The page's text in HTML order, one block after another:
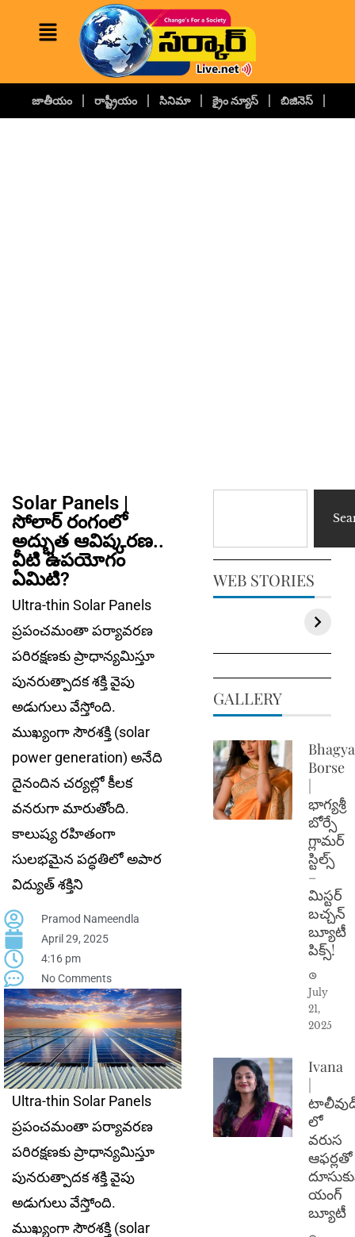
జాతీయం రాష్ట్రీయం సినిమా క్రైం న్యూస్ బిజినెస్
Solar Panels |
సోలార్ రంగంలో
అద్భుత ఆవిష్క‌ర‌ణ..
వీటి ఉపయోగం
ఏమిటి?
Ultra-thin Solar Panels
ప్రపంచమంతా పర్యావరణ
పరిరక్షణకు ప్రాధాన్యమిస్తూ
పునరుత్పాదక శక్తి వైపు
అడుగులు వేస్తోంది.
ముఖ్యంగా సౌరశక్తి (solar
power generation) అనేది
దైనందిన చ‌ర్య‌ల్లో కీల‌క
వ‌న‌రుగా మారుతోంది.
కాలుష్య ర‌హితంగా
సుల‌భ‌మైన ప‌ద్ధ‌తిలో అపార
విద్యుత్ శ‌క్తిని
Pramod Nameendla
April 29, 2025
4:16 pm
No Comments
Ultra-thin Solar Panels
ప్రపంచమంతా పర్యావరణ
పరిరక్షణకు ప్రాధాన్యమిస్తూ
పునరుత్పాదక శక్తి వైపు
అడుగులు వేస్తోంది.
ముఖ్యంగా సౌరశక్తి (solar
WEB STORIES
GALLERY
Borse
|
భాగ్యశ్రీ
బోర్సే
గ్లామర్
స్టిల్స్
–
మిస్టర్
బచ్చన్
బ్యూటీ
పిక్స్!
July
21,
2025
Ivana
|
లో
వరుస
ఆఫర్లతో
యంగ్
బ్యూటీ